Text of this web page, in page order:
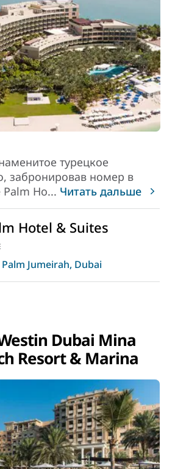
турецкое
забронировав номер в
Palm Ho... Читать дальше
Hotel & Suites
Jumeirah, Dubai
Dubai Mina
Resort & Marina